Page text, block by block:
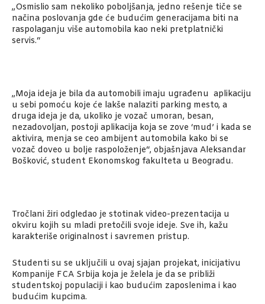
„Osmislio sam nekoliko poboljšanja, jedno rešenje tiče se
načina poslovanja gde će budućim generacijama biti na
raspolaganju više automobila kao neki pretplatnički
servis.“
„Moja ideja je bila da automobili imaju ugrađenu aplikaciju
u sebi pomoću koje će lakše nalaziti parking mesto, a
druga ideja je da, ukoliko je vozač umoran, besan,
nezadovoljan, postoji aplikacija koja se zove ‘mud’ i kada se
aktivira, menja se ceo ambijent automobila kako bi se
vozač doveo u bolje raspoloženje“, objašnjava Aleksandar
Bošković, student Ekonomskog fakulteta u Beogradu.
Tročlani žiri odgledao je stotinak video-prezentacija u
okviru kojih su mladi pretočili svoje ideje. Sve ih, kažu
karakteriše originalnost i savremen pristup.
Studenti su se uključili u ovaj sjajan projekat, inicijativu
Kompanije FCA Srbija koja je želela je da se približi
studentskoj populaciji i kao budućim zaposlenima i kao
budućim kupcima.